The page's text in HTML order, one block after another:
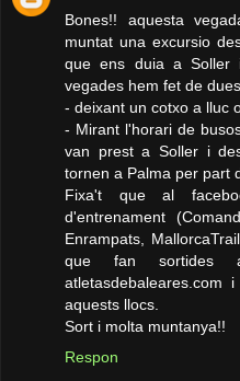
Bones!! aquesta
muntat una excursio
que ens duia a Soller
vegades hem fet de
- deixant un cotxo a lluc
- Mirant l'horari de
van prest a Soller i
tornen a Palma per part
Fixa't que al
d'entrenament
Enrampats,
que fan
aquests llocs.
Sort i molta muntanya!!
Respon